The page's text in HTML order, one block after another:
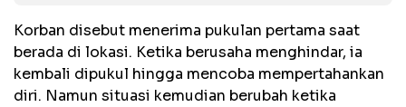
Korban disebut menerima pukulan pertama saat
berada di lokasi. Ketika berusaha menghindar, ia
kembali dipukul hingga mencoba mempertahankan
diri. Namun situasi kemudian berubah ketika